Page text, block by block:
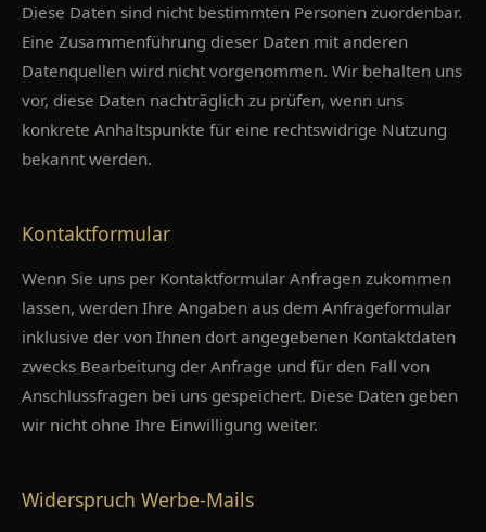
Diese Daten sind nicht bestimmten Personen zuordenbar.
Eine Zusammenführung dieser Daten mit anderen
Datenquellen wird nicht vorgenommen. Wir behalten uns
vor, diese Daten nachträglich zu prüfen, wenn uns
konkrete Anhaltspunkte für eine rechtswidrige Nutzung
bekannt werden.
Kontaktformular
Wenn Sie uns per Kontaktformular Anfragen zukommen
lassen, werden Ihre Angaben aus dem Anfrageformular
inklusive der von Ihnen dort angegebenen Kontaktdaten
zwecks Bearbeitung der Anfrage und für den Fall von
Anschlussfragen bei uns gespeichert. Diese Daten geben
wir nicht ohne Ihre Einwilligung weiter.
Widerspruch Werbe-Mails